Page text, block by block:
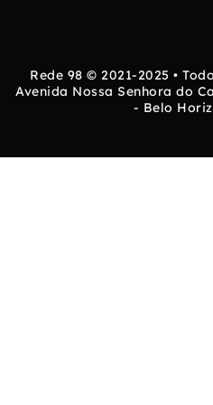
Rede 98 © 2021-2025 •
Avenida Nossa Senhora do
- Belo